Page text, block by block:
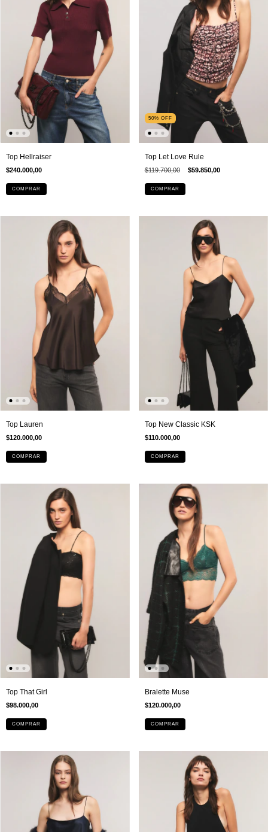
Top Hellraiser
$240.000,00
COMPRAR
50% OFF
Top Let Love Rule
$119.700,00 $59.850,00
COMPRAR
Top Lauren
$120.000,00
COMPRAR
Top New Classic KSK
$110.000,00
COMPRAR
Top That Girl
$98.000,00
COMPRAR
Bralette Muse
$120.000,00
COMPRAR